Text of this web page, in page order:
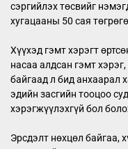
сэргийлэх төсвийг
хугацааны 50 сая
Хүүхэд гэмт хэрэгт
насаа алдсан гэмт
байгаад л бид анхаарал
эдийн засгийн тооцоо
хэрэгжүүлэхгүй бол
Эрсдэлт нөхцөл байгаа,